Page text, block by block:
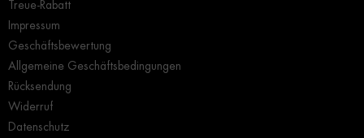
Treue-Rabatt
Impressum
Geschäftsbewertung
Allgemeine Geschäftsbedingungen
Rücksendung
Widerruf
Datenschutz